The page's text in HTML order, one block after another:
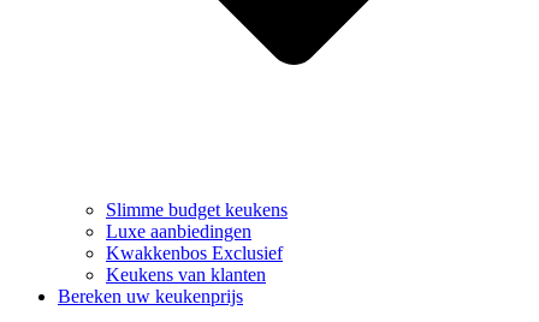
Slimme budget keukens
Luxe aanbiedingen
Kwakkenbos Exclusief
Keukens van klanten
Bereken uw keukenprijs